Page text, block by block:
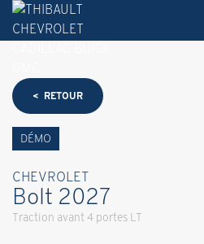
< RETOUR
DÉMO
CHEVROLET
Bolt 2027
Traction avant 4 portes LT